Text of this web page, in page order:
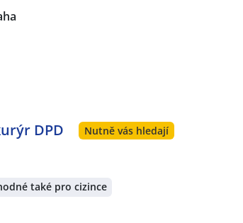
DPD Nutně vás hledají
také pro cizince